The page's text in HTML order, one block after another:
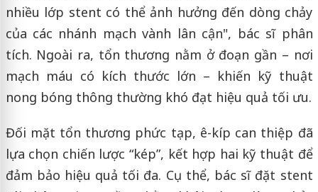
nhiều lớp stent có thể ảnh hưởng đến dòng chảy
của các nhánh mạch vành lân cận", bác sĩ phân
tích. Ngoài ra, tổn thương nằm ở đoạn gần – nơi
mạch máu có kích thước lớn – khiến kỹ thuật
nong bóng thông thường khó đạt hiệu quả tối ưu.
Đối mặt tổn thương phức tạp, ê-kíp can thiệp đã
lựa chọn chiến lược “kép”, kết hợp hai kỹ thuật để
đảm bảo hiệu quả tối đa. Cụ thể, bác sĩ đặt stent